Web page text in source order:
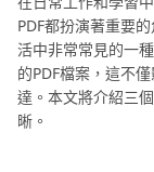
技
巧
修
復
PDF都扮演著重要
活中非常常見的一
的PDF檔案，這不
達。本文將介紹三
晰。